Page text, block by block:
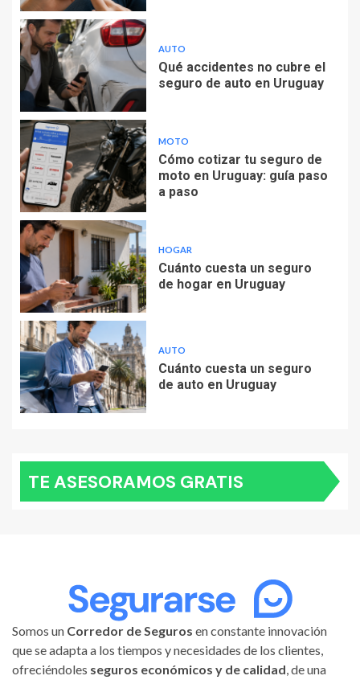
AUTO
Qué accidentes no cubre el
seguro de auto en Uruguay
MOTO
Cómo cotizar tu seguro de
moto en Uruguay: guía paso
a paso
HOGAR
Cuánto cuesta un seguro
de hogar en Uruguay
AUTO
Cuánto cuesta un seguro
de auto en Uruguay
TE ASESORAMOS GRATIS
Somos un Corredor de Seguros en constante innovación
que se adapta a los tiempos y necesidades de los clientes,
ofreciéndoles seguros económicos y de calidad , de una